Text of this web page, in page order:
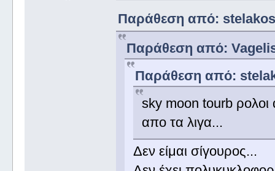
Παράθεση από: stelakos
Παράθεση από: Vagelis
Παράθεση από:
sky moon tourb ρολοι
απο τα λιγα...
Δεν είμαι σίγουρος...